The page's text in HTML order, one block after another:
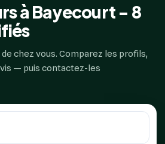
à Bayecourt - 8
chez vous. Comparez les profils,
— puis contactez-les